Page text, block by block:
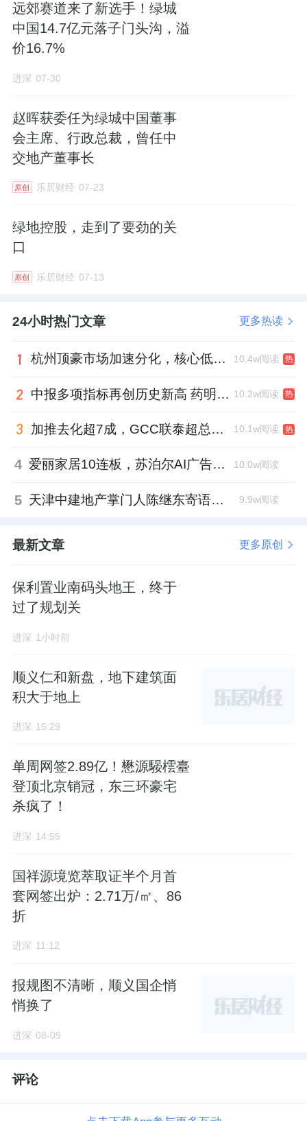
远郊赛道来了新选手！绿城
中国14.7亿元落子门头沟，溢
价16.7%
进深 07-30
赵晖获委任为绿城中国董事
会主席、行政总裁，曾任中
交地产董事长
原创 乐居财经 07-23
绿地控股，走到了要劲的关
口
原创 乐居财经 07-13
24小时热门文章 更多热读
杭州顶豪市场加速分化，核心低密资产迎来价值兑现 10.4w阅读 热
中报多项指标再创历史新高 药明康德将高质量发展成果“分发”到位 10.2w阅读 热
加推去化超7成，GCC联泰超总湾再次引爆深圳顶豪市场认购热潮 10.1w阅读 热
4 爱丽家居10连板，苏泊尔AI广告翻车，居然之家首单REITs获批丨家居周记 10.0w阅读
5 天津中建地产掌门人陈继东寄语青年“跳出舒适区”，曾任银行信贷经理 9.9w阅读
最新文章 更多原创
保利置业南码头地王，终于
过了规划关
进深 1小时前
顺义仁和新盘，地下建筑面
积大于地上
进深 15:29
单周网签2.89亿！懋源騴橒臺
登顶北京销冠，东三环豪宅
杀疯了！
进深 14:55
国祥源境览萃取证半个月首
套网签出炉：2.71万/㎡、86
折
进深 11:12
报规图不清晰，顺义国企悄
悄换了
进深 08-09
评论